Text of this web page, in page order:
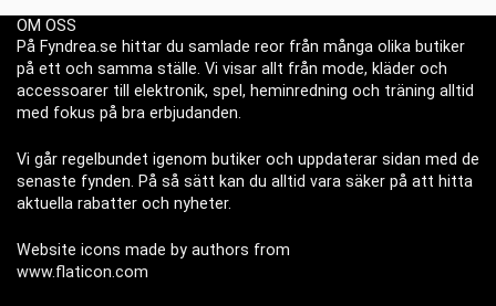
OM OSS
På Fyndrea.se hittar du samlade reor från många olika butiker
på ett och samma ställe. Vi visar allt från mode, kläder och
accessoarer till elektronik, spel, heminredning och träning alltid
med fokus på bra erbjudanden.
Vi går regelbundet igenom butiker och uppdaterar sidan med de
senaste fynden. På så sätt kan du alltid vara säker på att hitta
aktuella rabatter och nyheter.
Website icons made by authors from
www.flaticon.com